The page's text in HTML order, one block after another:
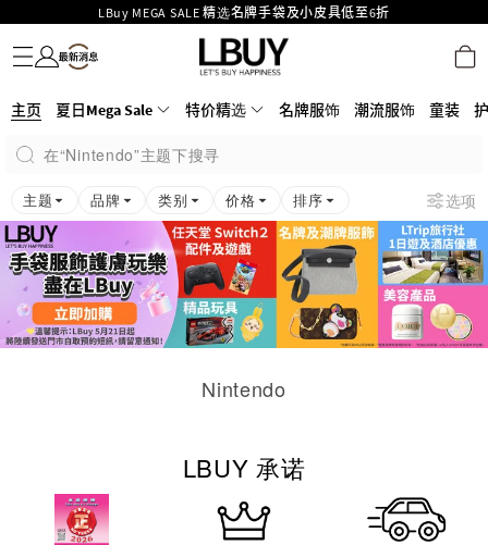
LBuy MEGA SALE 精选名牌手袋及小皮具低至6折
Goyard Hobo / Hobo Mini人气限量特别版限时原价低至75折!
LBuy呈献 - Hermès 及 Chanel 手袋及首饰低至6折，立即入手!
426号铺！
MOKO 1楼175号铺旗舰店特设名牌Hermès、CHANEL及LV专区！
购物满HKD500即享免运费！
名牌服饰
潮流服饰
童装
护肤美妆
香水香薰
个人护理
母婴护理
游戏及精品玩具
文仪用品
家居生活
电子产品
美食
医药保健
运动与户外用品
主页 夏日Mega Sale 特价精选 名牌服饰 潮流服饰 童装
在“Nintendo”主题下搜寻
主题 品牌 类别 价格 排序 选项
Nintendo
LBUY 承诺